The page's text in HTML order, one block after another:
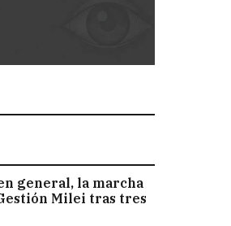
general, la marcha
Milei tras tres